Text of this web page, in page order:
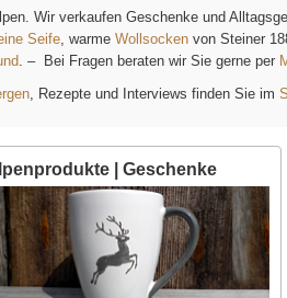
Wir verkaufen Geschenke und
Seife, warme Wollsocken von Steiner
. – Bei Fragen beraten wir Sie gerne per
, Rezepte und Interviews finden Sie im
| Geschenke